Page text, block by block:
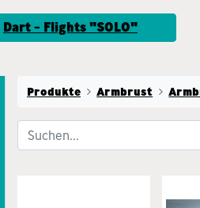
Dart - Flights "SOLO"
Produkte Armbrust